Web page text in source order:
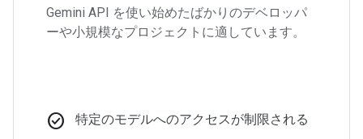
Gemini API を使い始めたばかりのデベロッパ
ーや小規模なプロジェクトに適しています。
check_circle 特定のモデルへのアクセスが制限される